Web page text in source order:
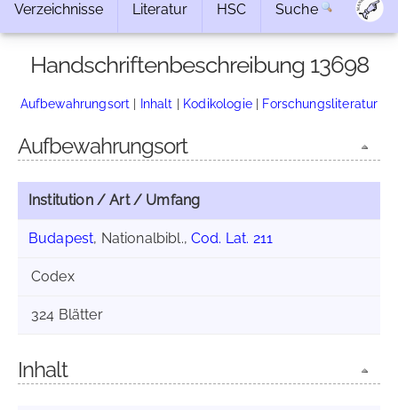
Verzeichnisse Literatur HSC Suche
Handschriftenbeschreibung 13698
Aufbewahrungsort | Inhalt | Kodikologie| Forschungsliteratur
Aufbewahrungsort
Institution / Art / Umfang
Budapest, Nationalbibl.,Cod. Lat. 211
Codex
324 Blätter
Inhalt